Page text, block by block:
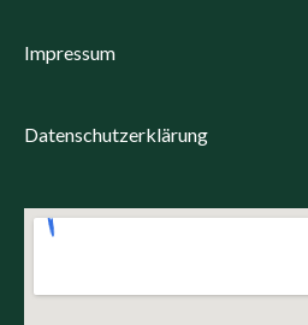
Impressum
Datenschutzerklärung